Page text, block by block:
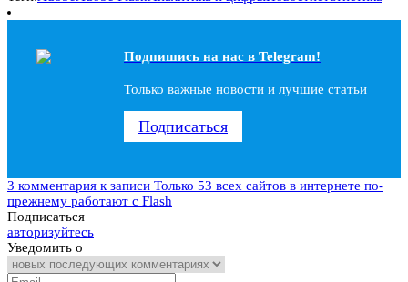
Подпишись на наc в Telegram!
Только важные новости и лучшие статьи
Подписаться
3 комментария к записи Только 53 всех сайтов в интернете по-
прежнему работают с Flash
Подписаться
авторизуйтесь
Уведомить о